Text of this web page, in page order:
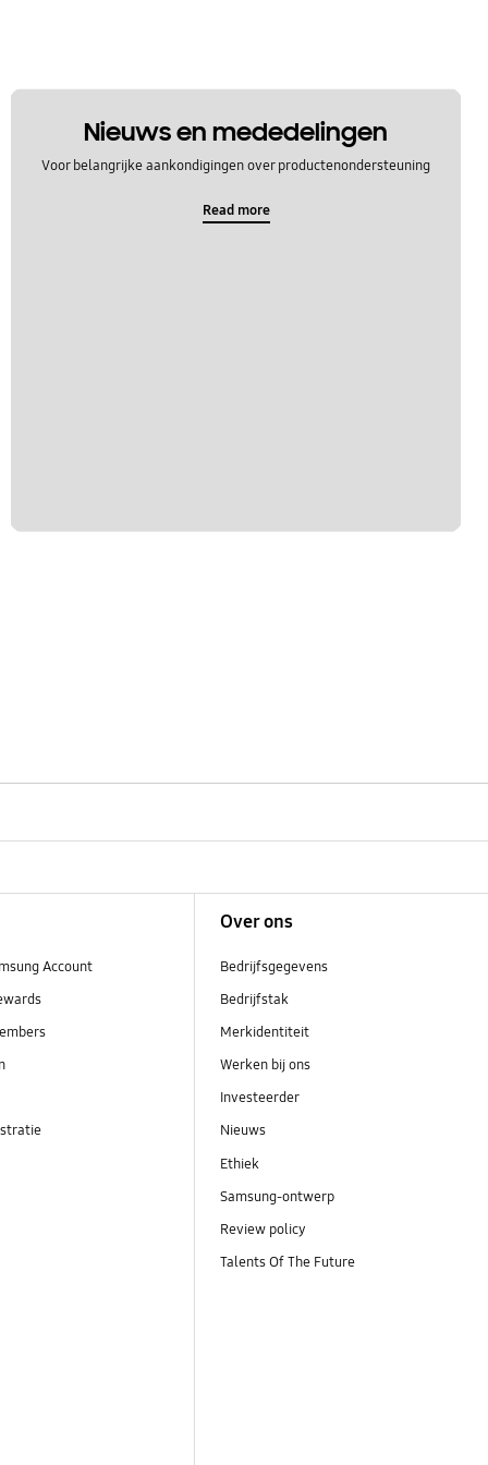
Nieuws en mededelingen
Voor belangrijke aankondigingen over productenondersteuning
Read more
Account
Over ons
Bedrijfsgegevens
Bedrijfstak
Merkidentiteit
Werken bij ons
Investeerder
Nieuws
Ethiek
Samsung-ontwerp
Review policy
Talents Of The Future